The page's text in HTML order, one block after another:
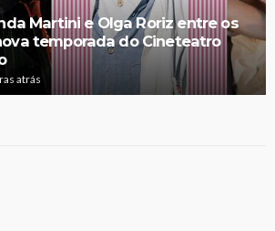
Martini e Olga Roriz entre os
temporada do Cineteatro
atrás